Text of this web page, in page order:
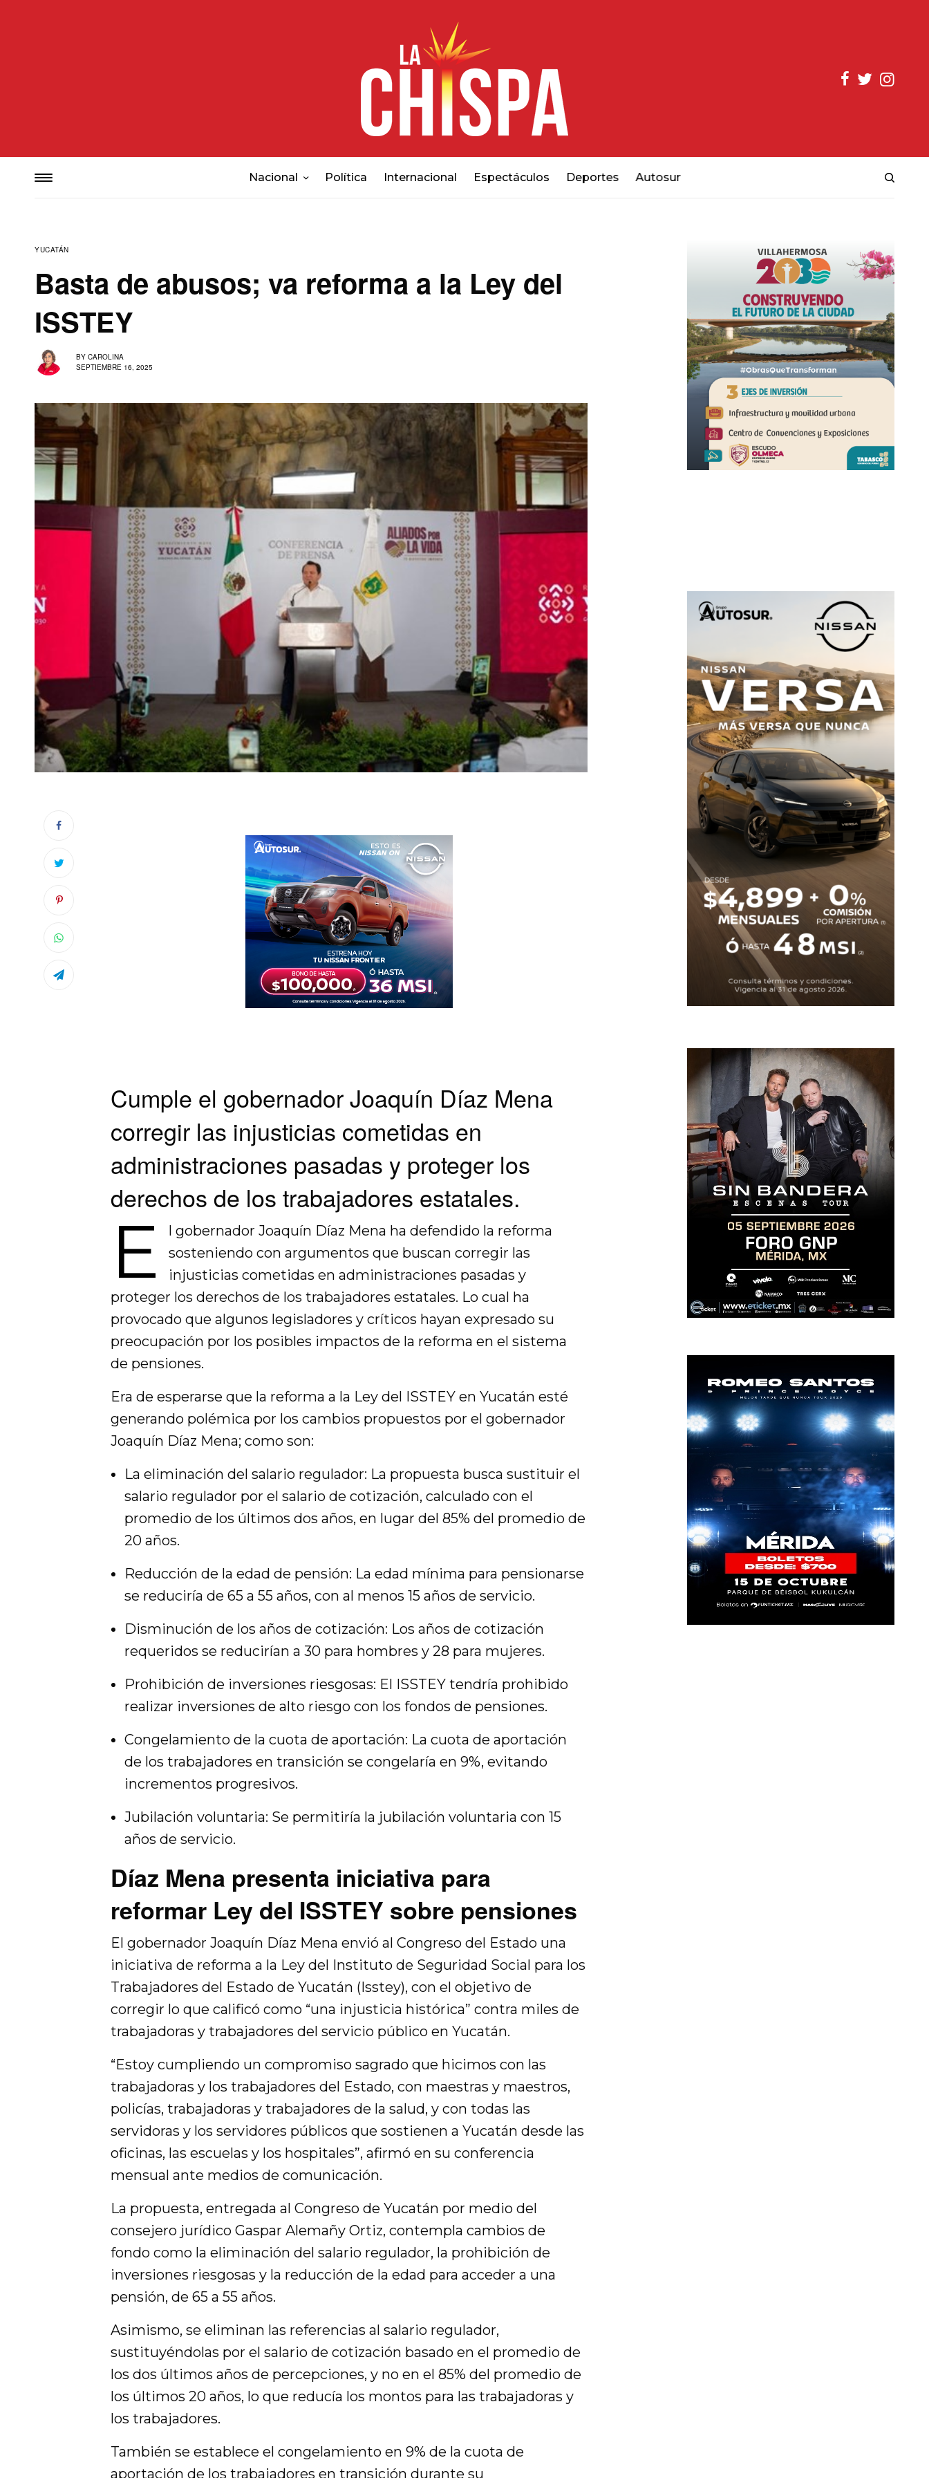
Nacional Política Internacional Espectáculos Deportes Autosur
YUCATÁN
Basta de abusos; va reforma a la Ley del
ISSTEY
BY CAROLINA
SEPTIEMBRE 16, 2025
Cumple el gobernador Joaquín Díaz Mena
corregir las injusticias cometidas en
administraciones pasadas y proteger los
derechos de los trabajadores estatales.
E
l gobernador Joaquín Díaz Mena ha defendido la reforma
sosteniendo con argumentos que buscan corregir las
injusticias cometidas en administraciones pasadas y
proteger los derechos de los trabajadores estatales. Lo cual ha
provocado que algunos legisladores y críticos hayan expresado su
preocupación por los posibles impactos de la reforma en el sistema
de pensiones.
Era de esperarse que la reforma a la Ley del ISSTEY en Yucatán esté
generando polémica por los cambios propuestos por el gobernador
Joaquín Díaz Mena; como son:
La eliminación del salario regulador: La propuesta busca sustituir el
salario regulador por el salario de cotización, calculado con el
promedio de los últimos dos años, en lugar del 85% del promedio de
20 años.
Reducción de la edad de pensión: La edad mínima para pensionarse
se reduciría de 65 a 55 años, con al menos 15 años de servicio.
Disminución de los años de cotización: Los años de cotización
requeridos se reducirían a 30 para hombres y 28 para mujeres.
Prohibición de inversiones riesgosas: El ISSTEY tendría prohibido
realizar inversiones de alto riesgo con los fondos de pensiones.
Congelamiento de la cuota de aportación: La cuota de aportación
de los trabajadores en transición se congelaría en 9%, evitando
incrementos progresivos.
Jubilación voluntaria: Se permitiría la jubilación voluntaria con 15
años de servicio.
Díaz Mena presenta iniciativa para
reformar Ley del ISSTEY sobre pensiones
El gobernador Joaquín Díaz Mena envió al Congreso del Estado una
iniciativa de reforma a la Ley del Instituto de Seguridad Social para los
Trabajadores del Estado de Yucatán (Isstey), con el objetivo de
corregir lo que calificó como “una injusticia histórica” contra miles de
trabajadoras y trabajadores del servicio público en Yucatán.
“Estoy cumpliendo un compromiso sagrado que hicimos con las
trabajadoras y los trabajadores del Estado, con maestras y maestros,
policías, trabajadoras y trabajadores de la salud, y con todas las
servidoras y los servidores públicos que sostienen a Yucatán desde las
oficinas, las escuelas y los hospitales”, afirmó en su conferencia
mensual ante medios de comunicación.
La propuesta, entregada al Congreso de Yucatán por medio del
consejero jurídico Gaspar Alemañy Ortiz, contempla cambios de
fondo como la eliminación del salario regulador, la prohibición de
inversiones riesgosas y la reducción de la edad para acceder a una
pensión, de 65 a 55 años.
Asimismo, se eliminan las referencias al salario regulador,
sustituyéndolas por el salario de cotización basado en el promedio de
los dos últimos años de percepciones, y no en el 85% del promedio de
los últimos 20 años, lo que reducía los montos para las trabajadoras y
los trabajadores.
También se establece el congelamiento en 9% de la cuota de
aportación de los trabajadores en transición durante su